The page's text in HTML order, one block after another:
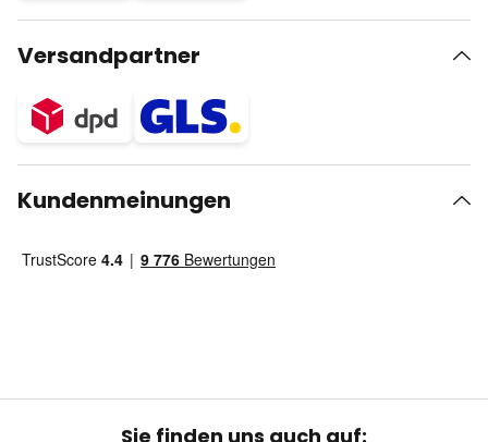
Versandpartner
Kundenmeinungen
Sie finden uns auch auf: